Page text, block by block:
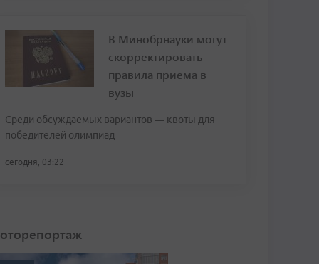
В Минобрнауки могут
скорректировать
правила приема в
вузы
Среди обсуждаемых вариантов — квоты для
победителей олимпиад
сегодня, 03:22